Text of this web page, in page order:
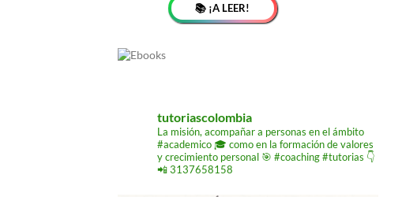
📚 ¡A LEER!
tutoriascolombia
La misión, acompañar a personas en el ámbito
#academico 🎓 como en la formación devalores
y crecimientopersonal 🎯 #coaching #tutorias 👇
📲 3137658158